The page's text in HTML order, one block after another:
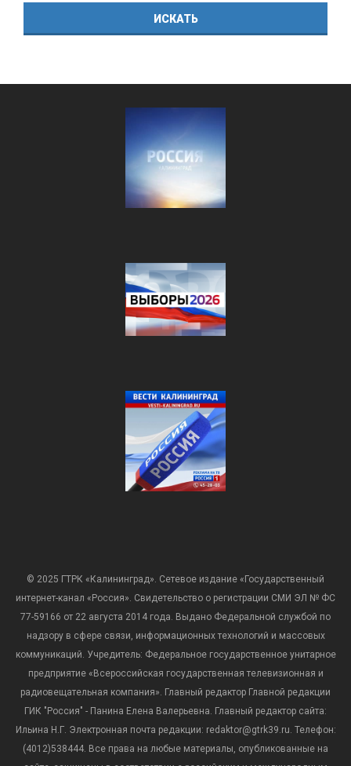
© 2025 ГТРК «Калининград». Сетевое издание «Государственный
интернет-канал «Россия». Свидетельство о регистрации СМИ ЭЛ № ФС
77-59166 от 22 августа 2014 года. Выдано Федеральной службой по
надзору в сфере связи, информационных технологий и массовых
коммуникаций. Учредитель: Федеральное государственное унитарное
предприятие «Всероссийская государственная телевизионная и
радиовещательная компания». Главный редактор Главной редакции
ГИК "Россия" - Панина Елена Валерьевна. Главный редактор сайта:
Ильина Н.Г. Электронная почта редакции: redaktor@gtrk39.ru. Телефон:
(4012)538444. Все права на любые материалы, опубликованные на